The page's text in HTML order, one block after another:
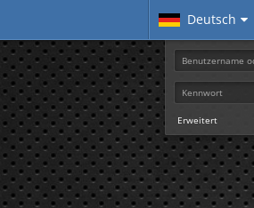
Deutsch
Erweitert